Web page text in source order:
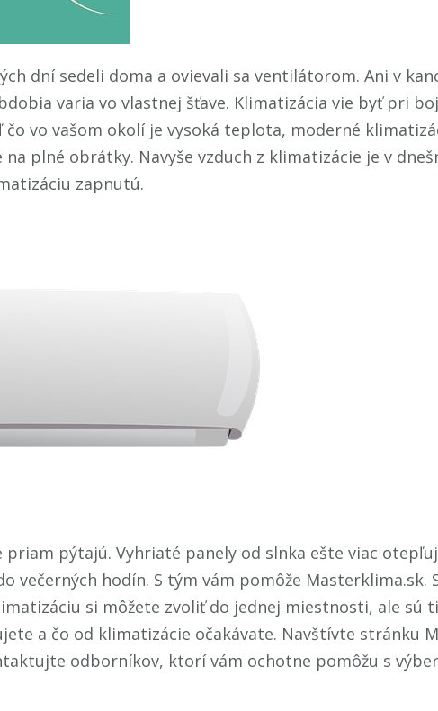
dní sedeli doma a ovievali sa ventilátorom. Ani v
varia vo vlastnej šťave. Klimatizácia vie byť pri
vo vašom okolí je vysoká teplota, moderné
plné obrátky. Navyše vzduch z klimatizácie je v
zapnutú.
pýtajú. Vyhriaté panely od slnka ešte viac
večerných hodín. S tým vám pomôže
si môžete zvoliť do jednej miestnosti, ale sú
a čo od klimatizácie očakávate. Navštívte stránku
odborníkov, ktorí vám ochotne pomôžu s